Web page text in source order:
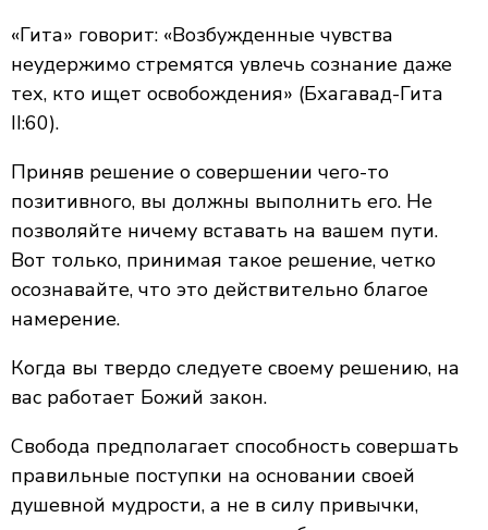
«Гита» говорит: «Возбужденные чувства
неудержимо стремятся увлечь сознание даже
тех, кто ищет освобождения» (Бхагавад-Гита
II:60).
Приняв решение о совершении чего-то
позитивного, вы должны выполнить его. Не
позволяйте ничему вставать на вашем пути.
Вот только, принимая такое решение, четко
осознавайте, что это действительно благое
намерение.
Когда вы твердо следуете своему решению, на
вас работает Божий закон.
Свобода предполагает способность совершать
правильные поступки на основании своей
душевной мудрости, а не в силу привычки,